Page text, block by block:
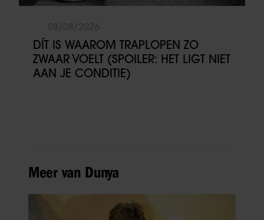
DÍT IS WAAROM TRAPLOPEN ZO
ZWAAR VOELT (SPOILER: HET LIGT NIET
AAN JE CONDITIE)
Meer van Dunya